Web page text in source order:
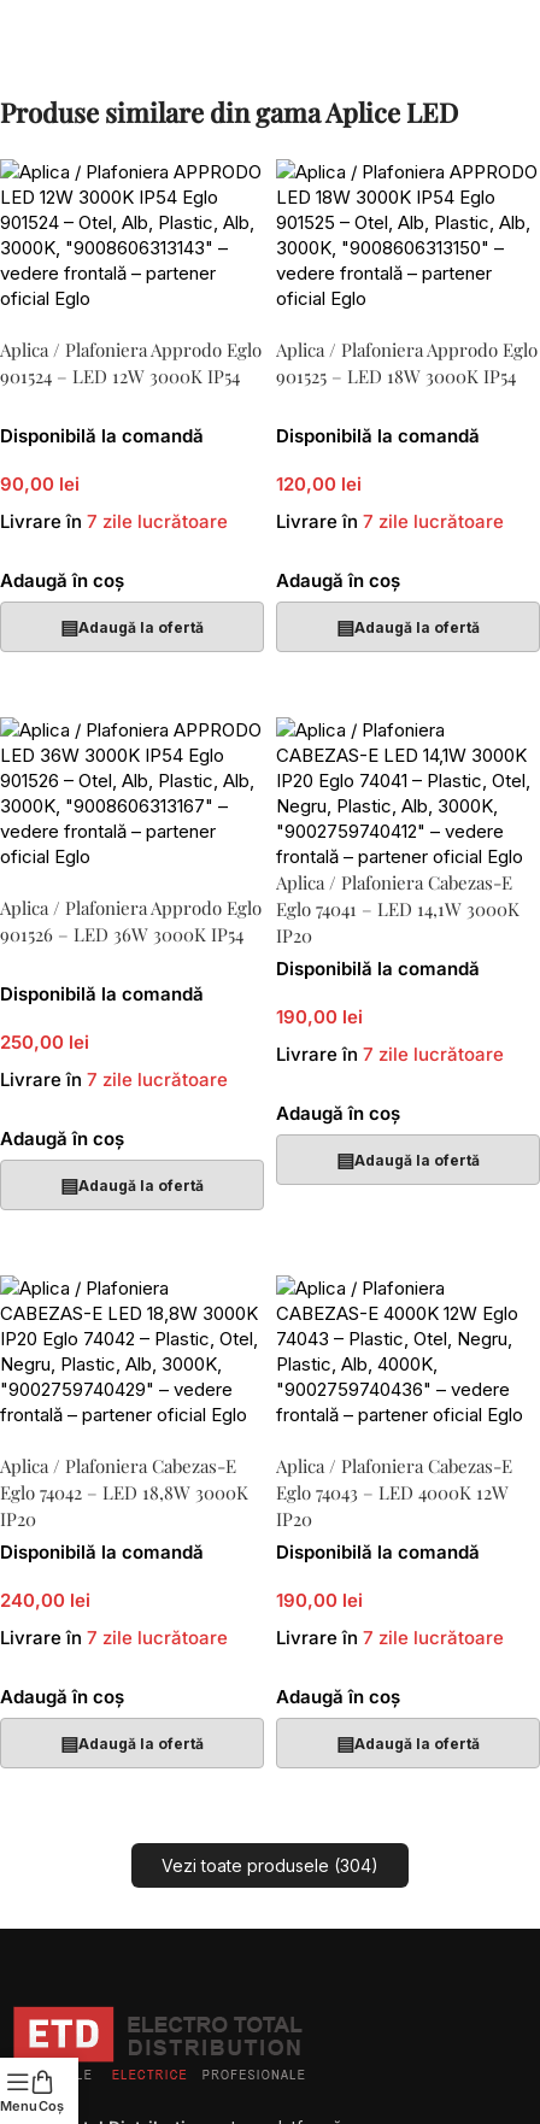
Produse similare din gama Aplice LED
Aplica / Plafoniera Approdo Eglo
901524 – LED 12W 3000K IP54
Disponibilă la comandă
90,00 lei
Livrare în 7 zile lucrătoare
Adaugă în coș
▤Adaugă la ofertă
Aplica / Plafoniera Approdo Eglo
901525 – LED 18W 3000K IP54
Disponibilă la comandă
120,00 lei
Livrare în 7 zile lucrătoare
Adaugă în coș
▤Adaugă la ofertă
Aplica / Plafoniera Approdo Eglo
901526 – LED 36W 3000K IP54
Disponibilă la comandă
250,00 lei
Livrare în 7 zile lucrătoare
Adaugă în coș
▤Adaugă la ofertă
Aplica / Plafoniera Cabezas-E
Eglo 74041 – LED 14,1W 3000K
IP20
Disponibilă la comandă
190,00 lei
Livrare în 7 zile lucrătoare
Adaugă în coș
▤Adaugă la ofertă
Aplica / Plafoniera Cabezas-E
Eglo 74042 – LED 18,8W 3000K
IP20
Disponibilă la comandă
240,00 lei
Livrare în 7 zile lucrătoare
Adaugă în coș
▤Adaugă la ofertă
Aplica / Plafoniera Cabezas-E
Eglo 74043 – LED 4000K 12W
IP20
Disponibilă la comandă
190,00 lei
Livrare în 7 zile lucrătoare
Adaugă în coș
▤Adaugă la ofertă
Vezi toate produsele (304)
MenuCoș